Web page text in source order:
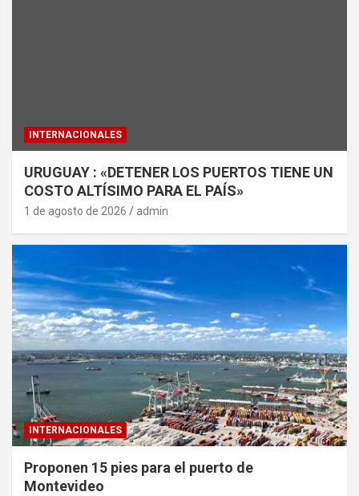
INTERNACIONALES
URUGUAY : «DETENER LOS PUERTOS TIENE UN
COSTO ALTÍSIMO PARA EL PAÍS»
1 de agosto de 2026 admin
INTERNACIONALES
Proponen 15 pies para el puerto de
Montevideo